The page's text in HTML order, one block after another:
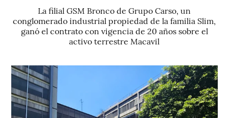
La filial GSM Bronco de Grupo Carso, un
conglomerado industrial propiedad de la familia Slim,
ganó el contrato con vigencia de 20 años sobre el
activo terrestre Macavil